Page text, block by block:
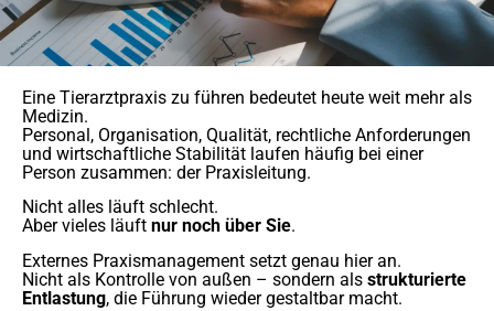
Eine Tierarztpraxis zu führen bedeutet heute weit mehr als
Medizin.
Personal, Organisation, Qualität, rechtliche Anforderungen
und wirtschaftliche Stabilität laufen häufig bei einer
Person zusammen: der Praxisleitung.
Nicht alles läuft schlecht.
Aber vieles läuft nur noch über Sie.
Externes Praxismanagement setzt genau hier an.
Nicht als Kontrolle von außen – sondern als strukturierte
Entlastung, die Führung wieder gestaltbar macht.